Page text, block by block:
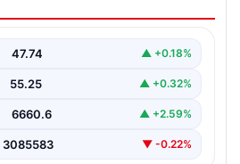
Adresi Ve Sohbet
güvenli bir şekilde bağlantı
47.74 ▲ +0.18%
55.25 ▲ +0.32%
6660.6 ▲ +2.59%
3085583 ▼ -0.22%